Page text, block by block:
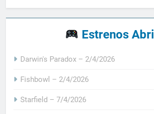
Estrenos Abril
Darwin's Paradox – 2/4/2026
Fishbowl – 2/4/2026
Starfield – 7/4/2026